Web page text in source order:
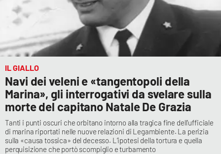
LaC TV
LaC Network
LaC OnAir
EDIZIONI
LOCALI
Crotone
IL GIALLO
Navi dei veleni e «tangentopoli della
Marina», gli interrogativi da svelare sulla
morte del capitano Natale De Grazia
Tanti i punti oscuri che orbitano intorno alla tragica fine dell’ufficiale
di marina riportati nelle nuove relazioni di Legambiente. La perizia
sulla «causa tossica» del decesso. L’ipotesi della tortura e quella
perquisizione che portò scompiglio e turbamento